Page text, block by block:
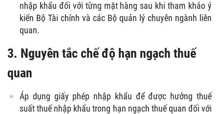
nhập khẩu đối với từng mặt hàng sau khi tham khảo ý
kiến Bộ Tài chính và các Bộ quản lý chuyên ngành liên
quan.
3. Nguyên tắc chế độ hạn ngạch thuế
quan
Áp dụng giấy phép nhập khẩu để được hưởng thuế
suất thuế nhập khẩu trong hạn ngạch thuế quan đối với